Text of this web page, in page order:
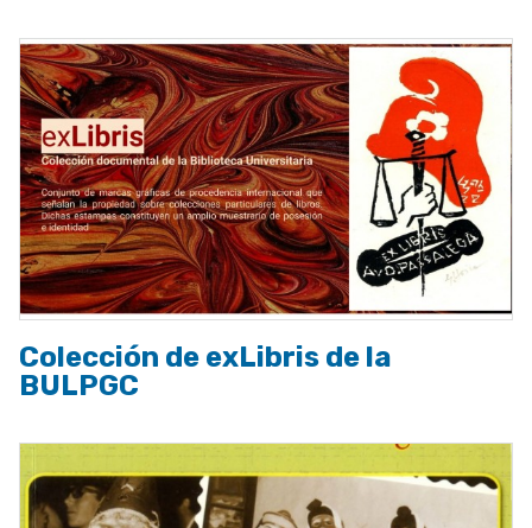
Colección de exLibris de la
BULPGC